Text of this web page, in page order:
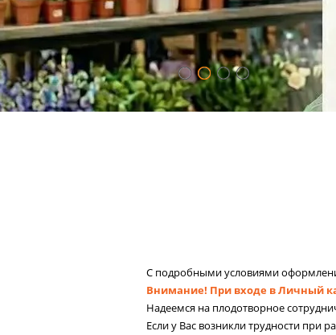
С подробными условиями
Внимание! При входе в Личный
Надеемся на плодотворное
Если у Вас возникли трудности при